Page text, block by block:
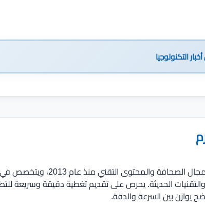
أخبار التكنولوجيا
يعمل في مجال الصحافة
الحديثة. يحرص على تقديم تغطية دقيقة وسريعة
يوازن بين السرعة والدقة.